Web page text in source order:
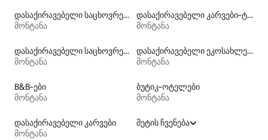
დასაქირავებელი საცხოვრებელი ავტოფურგონები
მონტანა
დასაქირავებელი კარვები‑ტიპი
მონტანა
დასაქირავებელი საცხოვრებლები აუზებით
მონტანა
დასაქირავებელი ეკოსახლები ბუნებაში
მონტანა
B&B‑ები
მონტანა
ბუტიკ‑ოტელები
მონტანა
დასაქირავებელი კარვები
მონტანა
მეტის ჩვენება